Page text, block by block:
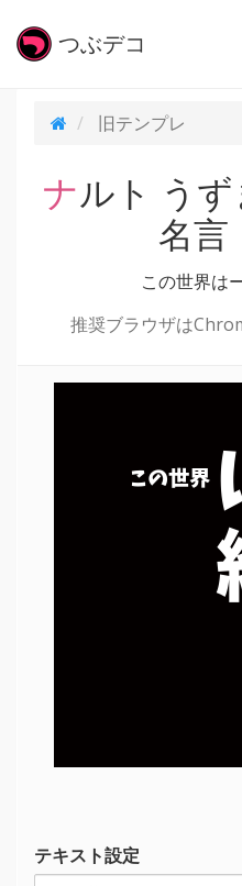
つぶデコ
旧テンプレ
ナルト うずまきナルトの
名言
この世界は
推奨ブラウザは
この世界
テキスト設定